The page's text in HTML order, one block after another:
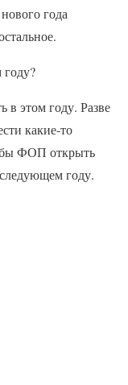
года
этом году. Разве
какие-то
бы ФОП открыть
году.